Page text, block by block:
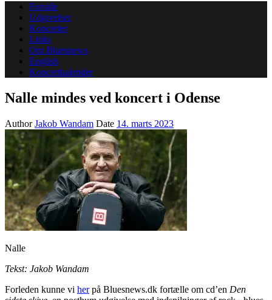
Forside
Udgivelser
Koncerter
Links
Om Bluesnews
English
Koncertkalender
Nalle mindes ved koncert i Odense
AuthorJakob Wandam Date 14. marts 2023
Nalle
Tekst: Jakob Wandam
Forleden kunne vi herpå Bluesnews.dk fortælle om cd’en Den